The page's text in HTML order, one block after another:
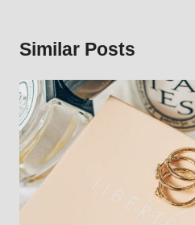
Similar Posts